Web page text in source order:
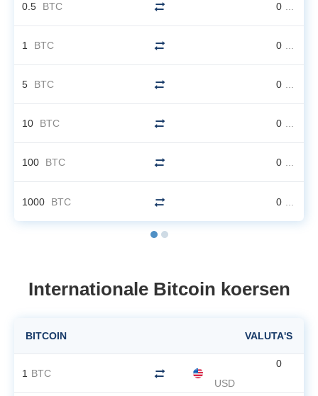
0.5 BTC 0 ...
1 BTC 0 ...
5 BTC 0 ...
10 BTC 0 ...
100 BTC 0 ...
1000 BTC 0
Internationale Bitcoin koersen
BITCOIN VALUTA'S
1 BTC
0
USD